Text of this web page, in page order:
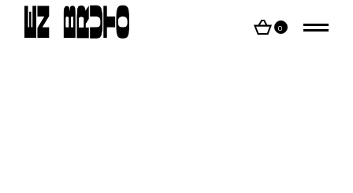
content
0